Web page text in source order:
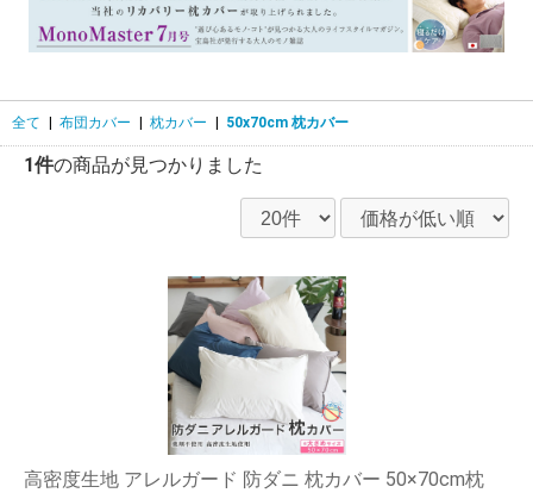
全て 布団カバー 枕カバー 50x70cm 枕カバー
1件の商品が見つかりました
高密度生地 アレルガード 防ダニ 枕カバー 50×70cm枕